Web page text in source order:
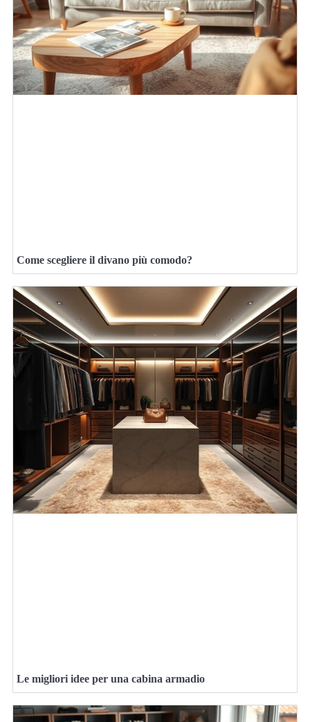
Come scegliere il divano più comodo?
Le migliori idee per una cabina armadio